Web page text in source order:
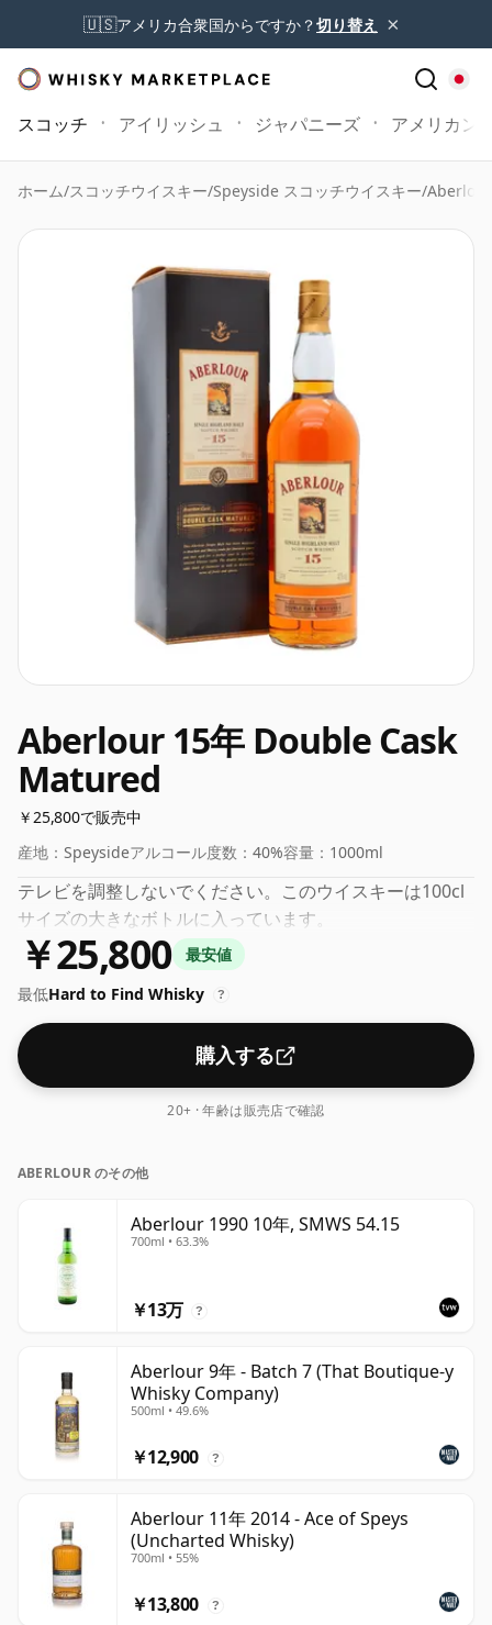
🇺🇸アメリカ合衆国からですか？切り替え ×
スコッチ アイリッシュ ジャパニーズ アメリカン
ホーム/スコッチウイスキー/Speyside スコッチウイスキー/
Aberlour 15年 Double Cask
Matured
￥25,800で販売中
産地： Speysideアルコール度数： 40%容量： 1000ml
テレビを調整しないでください。このウイスキーは100cl
サイズの大きなボトルに入っています。
￥25,800
最安値
最低Hard to Find Whisky ?
購入する
20+ · 年齢は販売店で確認
ABERLOUR のその他
Aberlour 1990 10年, SMWS 54.15
700ml • 63.3%
￥13万 ?
Aberlour 9年 - Batch 7 (That Boutique-y
Whisky Company)
500ml • 49.6%
￥12,900 ?
Aberlour 11年 2014 - Ace of Speys
(Uncharted Whisky)
700ml • 55%
￥13,800 ?